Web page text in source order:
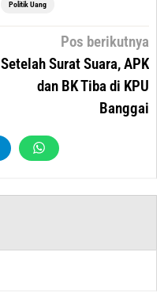
Politik Uang
Pos berikutnya
Setelah Surat Suara, APK
dan BK Tiba di KPU
Banggai